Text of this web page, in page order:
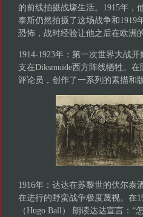
的前线拍摄战壕生活。1915年，
泰斯仍然拍摄了这场战争和1919
恐怖，战时经验让他之后在欧洲
1914-1923年：第一次世界大战
支在Diksmuide西方阵线牺牲。
评论员，创作了一系列的素描和
1916年：达达在苏黎世的伏尔泰
在进行的野蛮战争极度蔑视。在
（Hugo Ball） 朗读达达宣言：